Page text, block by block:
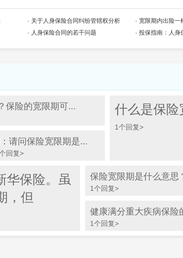
关于人身保险合同纠纷管辖权分析
宽限期内出险一
人身保险合同的若干问题 投保指南：人身
保险的宽限期可... 什么是保险
1个回复>
请问保险宽限期是...
回复>
华保险。虽
，但
保险宽限期是什么意思
1个回复>
健康满分重大疾病保险
1个回复>